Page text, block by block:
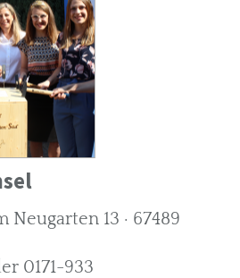
Neugarten 13 · 67489
0171-933